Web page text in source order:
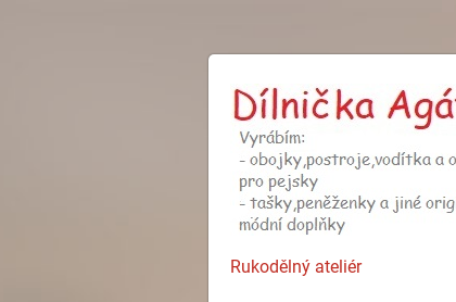
Rukodělný ateliér